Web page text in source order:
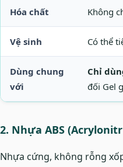
Hóa chất Không
Vệ sinh Có thể
Dùng chung
với
Chỉ
đối Gel
2. Nhựa ABS
Nhựa cứng, không rỗng